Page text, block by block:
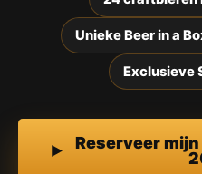
Unieke Beer in a
Exclusieve
Reserveer